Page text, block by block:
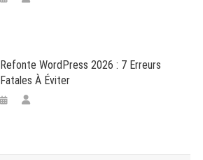
Refonte WordPress 2026 : 7 Erreurs
Fatales À Éviter